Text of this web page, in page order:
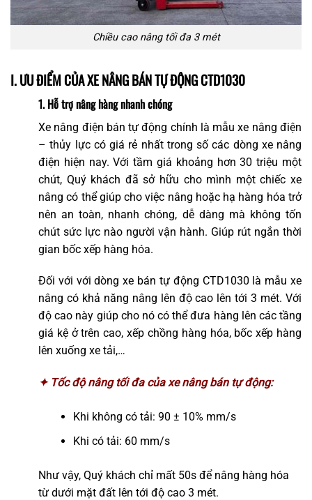
Chiều cao nâng tối đa 3 mét
I. ƯU ĐIỂM CỦA XE NÂNG BÁN TỰ ĐỘNG CTD1030
1. Hỗ trợ nâng hàng nhanh chóng
Xe nâng điện bán tự động chính là mẫu xe nâng điện
– thủy lực có giá rẻ nhất trong số các dòng xe nâng
điện hiện nay. Với tầm giá khoảng hơn 30 triệu một
chút, Quý khách đã sở hữu cho mình một chiếc xe
nâng có thể giúp cho việc nâng hoặc hạ hàng hóa trở
nên an toàn, nhanh chóng, dễ dàng mà không tốn
chút sức lực nào người vận hành. Giúp rút ngắn thời
gian bốc xếp hàng hóa.
Đối với với dòng xe bán tự động CTD1030 là mẫu xe
nâng có khả năng nâng lên độ cao lên tới 3 mét. Với
độ cao này giúp cho nó có thể đưa hàng lên các tầng
giá kệ ở trên cao, xếp chồng hàng hóa, bốc xếp hàng
lên xuống xe tải,…
✦ Tốc độ nâng tối đa của xe nâng bán tự động:
Khi không có tải: 90 ± 10% mm/s
Khi có tải: 60 mm/s
Như vậy, Quý khách chỉ mất 50s để nâng hàng hóa
từ dưới mặt đất lên tới độ cao 3 mét.